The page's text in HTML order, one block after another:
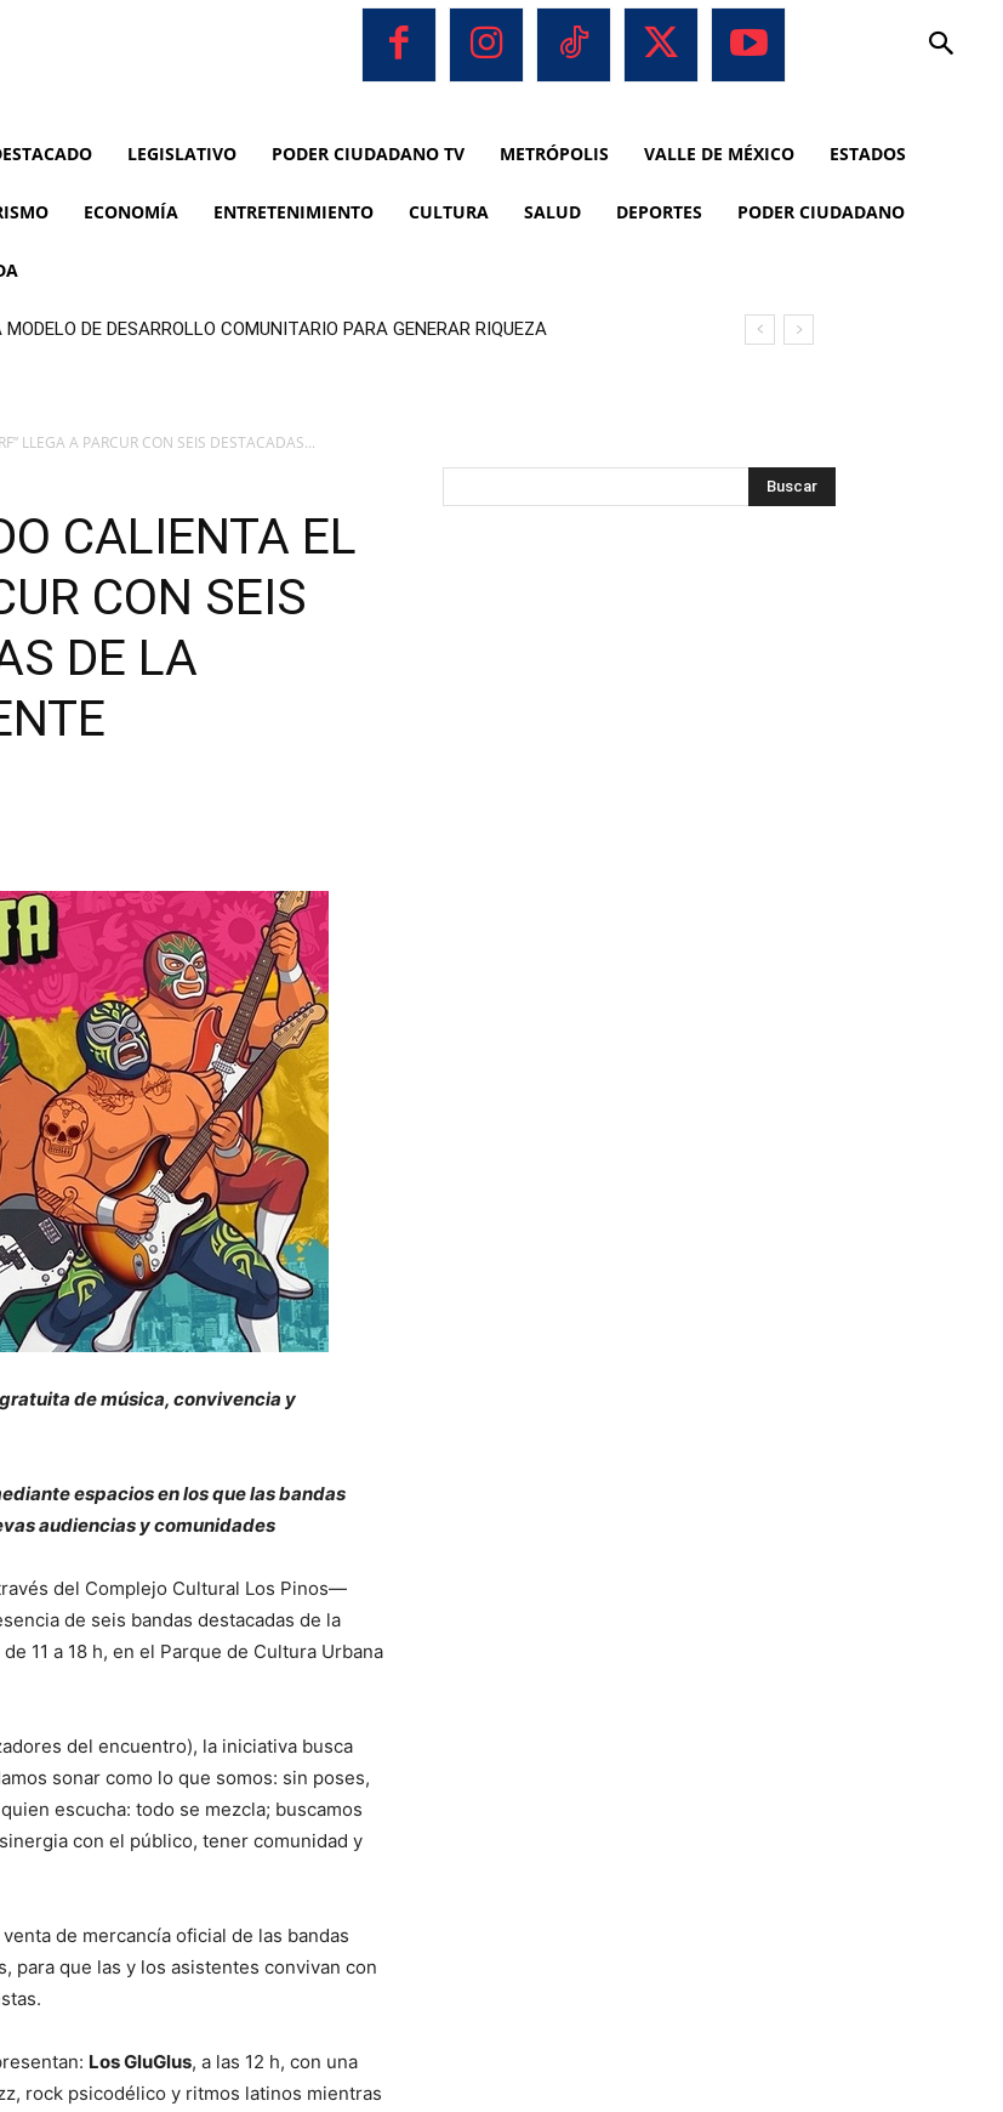
LEGISLATIVO PODER CIUDADANO TV METRÓPOLIS VALLE DE MÉXICO ESTADOS
ECONOMÍA ENTRETENIMIENTO CULTURA SALUD DEPORTES PODER CIUDADANO
DE DESARROLLO COMUNITARIO PARA GENERAR RIQUEZA
LLEGA A PARCUR CON SEIS DESTACADAS...
CALIENTA EL
CON SEIS
DE LA
de música, convivencia y
espacios en los que las bandas
audiencias y comunidades
del Complejo Cultural Los Pinos—
de seis bandas destacadas de la
11 a 18 h, en el Parque de Cultura Urbana
del encuentro), la iniciativa busca
sonar como lo que somos: sin poses,
escucha: todo se mezcla; buscamos
con el público, tener comunidad y
de mercancía oficial de las bandas
para que las y los asistentes convivan con
Los GluGlus, a las 12 h, con una
rock psicodélico y ritmos latinos mientras